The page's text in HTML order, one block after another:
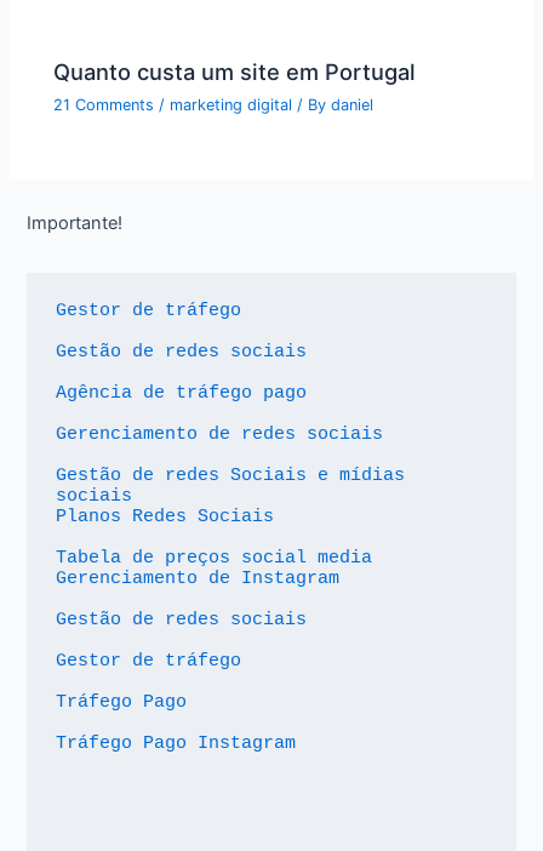
Quanto custa um site em Portugal
21 Comments / marketing digital / Bydaniel
Importante!
Gestor de tráfego
Gestão de redes sociais
Agência de tráfego pago
Gerenciamento de redes sociais
Gestão de redes Sociais e mídias
sociais
Planos Redes Sociais
Tabela de preços social media
Gerenciamento de Instagram
Gestão de redes sociais
Gestor de tráfego
Tráfego Pago
Tráfego Pago Instagram